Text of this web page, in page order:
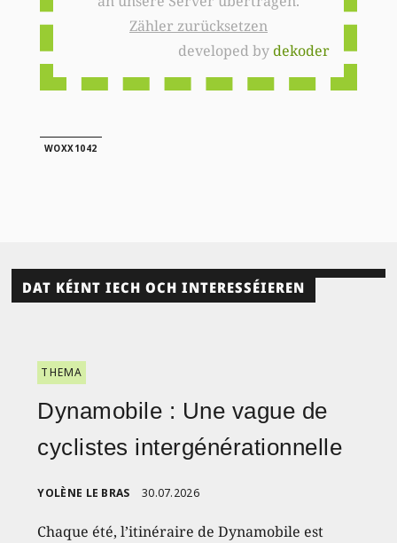
Zähler zurücksetzen
developed bydekoder
WOXX1042
DAT KÉINT IECH OCH INTERESSÉIEREN
THEMA
Dynamobile : Une vague de
cyclistes intergénérationnelle
YOLÈNE LE BRAS 30.07.2026
Chaque été, l’itinéraire de Dynamobile est